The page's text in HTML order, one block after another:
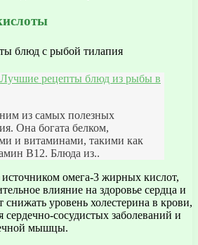
Лучшие рецепты блюд из рыбы в
из самых полезных
Она богата белком,
и витаминами, такими как
В12. Блюда из..
источником омега-3 жирных кислот,
влияние на здоровье сердца и
уровень холестерина в крови,
сосудистых заболеваний и
мышцы.